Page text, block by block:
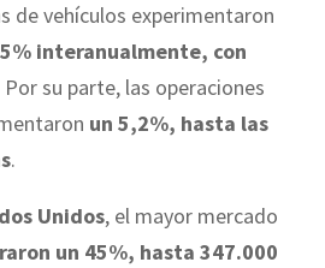
de vehículos experimentaron
interanualmente, con
Por su parte, las operaciones
un 5,2%, hasta las
.
Unidos, el mayor mercado
un 45%, hasta 347.000